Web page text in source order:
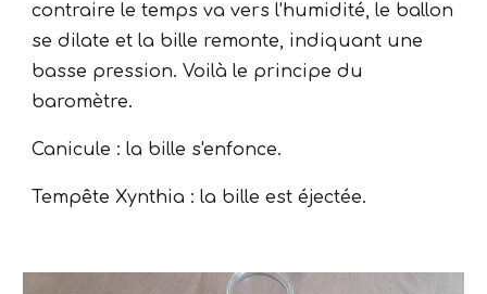
contraire le temps va vers l'humidité, le ballon
se dilate et la bille remonte, indiquant une
basse pression. Voilà le principe du
baromètre.
Canicule : la bille s'enfonce.
Tempête Xynthia : la bille est éjectée.